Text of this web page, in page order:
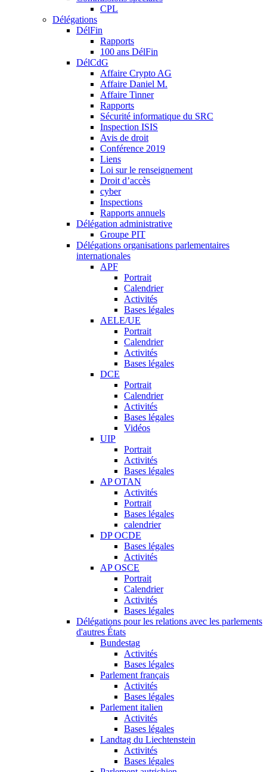
CPL
Délégations
DélFin
Rapports
100 ans DélFin
DélCdG
Affaire Crypto AG
Affaire Daniel M.
Affaire Tinner
Rapports
Sécurité informatique du SRC
Inspection ISIS
Avis de droit
Conférence 2019
Liens
Loi sur le renseignement
Droit d’accès
cyber
Inspections
Rapports annuels
Délégation administrative
Groupe PIT
Délégations organisations parlementaires
internationales
APF
Portrait
Calendrier
Activités
Bases légales
AELE/UE
Portrait
Calendrier
Activités
Bases légales
DCE
Portrait
Calendrier
Activités
Bases légales
Vidéos
UIP
Portrait
Activités
Bases légales
AP OTAN
Activités
Portrait
Bases légales
calendrier
DP OCDE
Bases légales
Activités
AP OSCE
Portrait
Calendrier
Activités
Bases légales
Délégations pour les relations avec les parlements
d'autres États
Bundestag
Activités
Bases légales
Parlement français
Activités
Bases légales
Parlement italien
Activités
Bases légales
Landtag du Liechtenstein
Activités
Bases légales